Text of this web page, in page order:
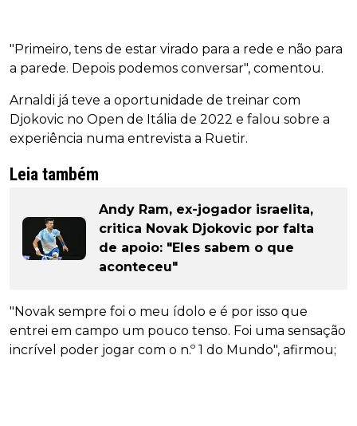
"Primeiro, tens de estar virado para a rede e não para
a parede. Depois podemos conversar", comentou.
Arnaldi já teve a oportunidade de treinar com
Djokovic no Open de Itália de 2022 e falou sobre a
experiência numa entrevista a Ruetir.
Leia também
Andy Ram, ex-jogador israelita,
critica Novak Djokovic por falta
de apoio: "Eles sabem o que
aconteceu"
"Novak sempre foi o meu ídolo e é por isso que
entrei em campo um pouco tenso. Foi uma sensação
incrível poder jogar com o n.º 1 do Mundo", afirmou;